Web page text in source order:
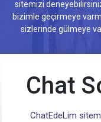
sitemizi
bizimle geçirmeye
sizlerinde gülmeye
Chat
ChatEdeLim